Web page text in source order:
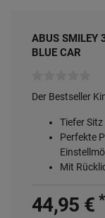
ABUS SMILEY
BLUE CAR
Der Bestseller
Tiefer
Perfekte
Mit
44,95 €*